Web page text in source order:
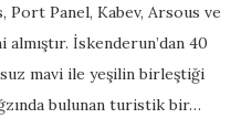
Port Panel, Kabev, Arsous ve
İskenderun’dan 40
mavi ile yeşilin birleştiği
bulunan turistik bir…